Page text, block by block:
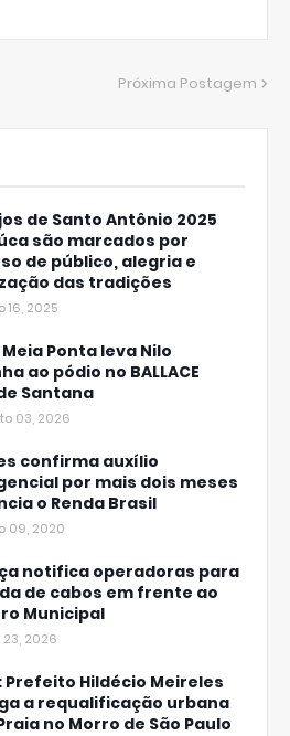
Próxima Postagem
de Santo Antônio 2025
são marcados por
de público, alegria e
das tradições
16, 2025
Ponta leva Nilo
ao pódio no BALLACE
Santana
03, 2026
confirma auxílio
por mais dois meses
o Renda Brasil
09, 2020
notifica operadoras para
de cabos em frente ao
Municipal
2026
Prefeito Hildécio Meireles
a requalificação urbana
no Morro de São Paulo